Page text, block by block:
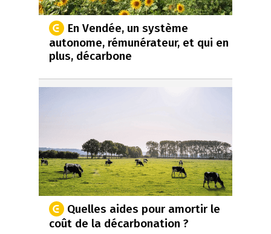
En Vendée, un système
autonome, rémunérateur, et qui en
plus, décarbone
Quelles aides pour amortir le
coût de la décarbonation ?